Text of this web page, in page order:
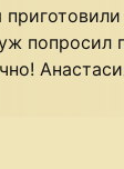
попросил